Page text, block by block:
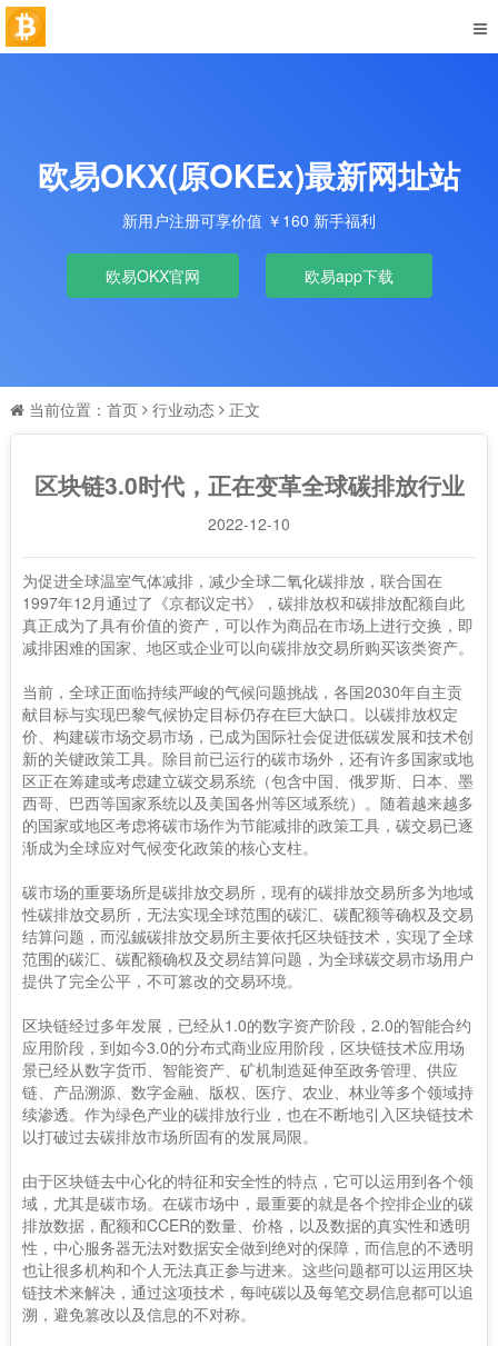
欧易OKX(原OKEx)最新网址站
新用户注册可享价值 ￥160 新手福利
欧易OKX官网 欧易app下载
当前位置： 首页 行业动态 正文
区块链3.0时代，正在变革全球碳排放行业
2022-12-10
为促进全球温室气体减排，减少全球二氧化碳排放，联合国在
1997年12月通过了《京都议定书》，碳排放权和碳排放配额自此
真正成为了具有价值的资产，可以作为商品在市场上进行交换，即
减排困难的国家、地区或企业可以向碳排放交易所购买该类资产。
当前，全球正面临持续严峻的气候问题挑战，各国2030年自主贡
献目标与实现巴黎气候协定目标仍存在巨大缺口。以碳排放权定
价、构建碳市场交易市场，已成为国际社会促进低碳发展和技术创
新的关键政策工具。除目前已运行的碳市场外，还有许多国家或地
区正在筹建或考虑建立碳交易系统（包含中国、俄罗斯、日本、墨
西哥、巴西等国家系统以及美国各州等区域系统）。随着越来越多
的国家或地区考虑将碳市场作为节能减排的政策工具，碳交易已逐
渐成为全球应对气候变化政策的核心支柱。
碳市场的重要场所是碳排放交易所，现有的碳排放交易所多为地域
性碳排放交易所，无法实现全球范围的碳汇、碳配额等确权及交易
结算问题，而泓鋮碳排放交易所主要依托区块链技术，实现了全球
范围的碳汇、碳配额确权及交易结算问题，为全球碳交易市场用户
提供了完全公平，不可篡改的交易环境。
区块链经过多年发展，已经从1.0的数字资产阶段，2.0的智能合约
应用阶段，到如今3.0的分布式商业应用阶段，区块链技术应用场
景已经从数字货币、智能资产、矿机制造延伸至政务管理、供应
链、产品溯源、数字金融、版权、医疗、农业、林业等多个领域持
续渗透。作为绿色产业的碳排放行业，也在不断地引入区块链技术
以打破过去碳排放市场所固有的发展局限。
由于区块链去中心化的特征和安全性的特点，它可以运用到各个领
域，尤其是碳市场。在碳市场中，最重要的就是各个控排企业的碳
排放数据，配额和CCER的数量、价格，以及数据的真实性和透明
性，中心服务器无法对数据安全做到绝对的保障，而信息的不透明
也让很多机构和个人无法真正参与进来。这些问题都可以运用区块
链技术来解决，通过这项技术，每吨碳以及每笔交易信息都可以追
溯，避免篡改以及信息的不对称。